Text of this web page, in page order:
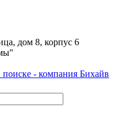
дом 8, корпус 6
поиске - компания Бихайв